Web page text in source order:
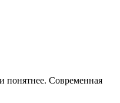
понятнее. Современная